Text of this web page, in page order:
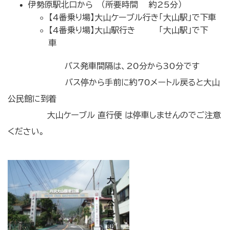
伊勢原駅北口から （所要時間 約25分）
【4番乗り場】大山ケーブル行き「大山駅」で下車
【4番乗り場】大山駅行き 「大山駅」で下
車
バス発車間隔は、20分から30分です
バス停から手前に約70メートル戻ると大山
公民館に到着
大山ケーブル 直行便 は停車しませんのでご注意
ください。